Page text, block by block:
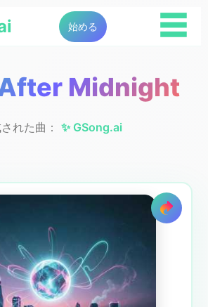
始める
☰
Midnight
れた曲： ✨ GSong.ai